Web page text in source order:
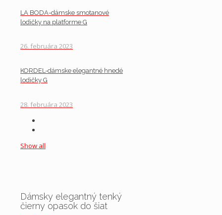
LA BODA-dámske smotanové
lodičky na platforme G
26. februára 2023
KORDEL-dámske elegantné hnedé
lodičky G
28. februára 2023
Show all
Dámsky elegantný tenký
čierny opasok do šiat